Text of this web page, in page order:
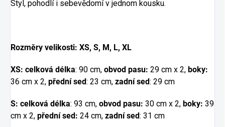
Styl, pohodlí i sebevědomí v jednom kousku.
Rozměry velikosti: XS, S, M, L, XL
XS: celková délka: 90 cm, obvod pasu: 29 cm x 2, boky:
36 cm x 2, přední sed: 23 cm, zadní sed: 29 cm
S: celková délka: 93 cm, obvod pasu: 30 cm x 2, boky: 39
cm x 2, přední sed: 24 cm, zadní sed: 31 cm